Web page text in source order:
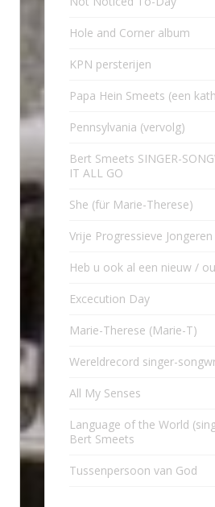
Hole and Corner album
KPN persterijen
Papa Hein Smeets (een
Pennsylvania (vervolg)
Bert Smeets SINGER-
IT ALL GO
She (für Marie-Therese)
Vrije Progressieve Jongeren
Heb u ook al een nieuw /
Excecution Day
Marie-Therese (Marie-T)
Wereldrecord singer-
All My Senses
Language of the World
Bert Smeets
Tussenpersoon van God